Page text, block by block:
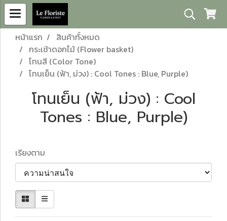
หน้าแรก
สินค้าทั้งหมด
กระเช้าดอกไม้ (Flower basket)
โทนสี (Color Tone)
โทนเย็น (ฟ้า, ม่วง) : Cool Tones : Blue, Purple)
โทนเย็น (ฟ้า, ม่วง) : Cool
Tones : Blue, Purple)
เรียงตาม